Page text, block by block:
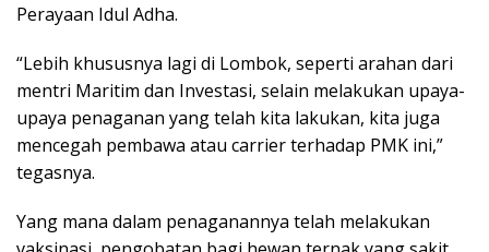
Perayaan Idul Adha.
“Lebih khususnya lagi di Lombok, seperti arahan dari
mentri Maritim dan Investasi, selain melakukan upaya-
upaya penaganan yang telah kita lakukan, kita juga
mencegah pembawa atau carrier terhadap PMK ini,”
tegasnya.
Yang mana dalam penaganannya telah melakukan